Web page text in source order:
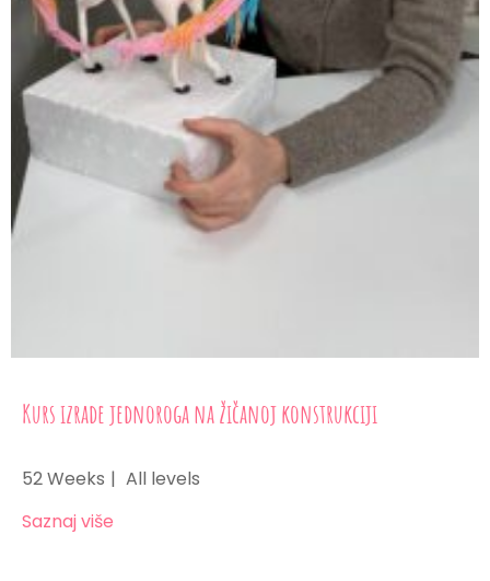
Kurs izrade jednoroga na žičanoj konstrukciji
52 Weeks
All levels
Saznaj više